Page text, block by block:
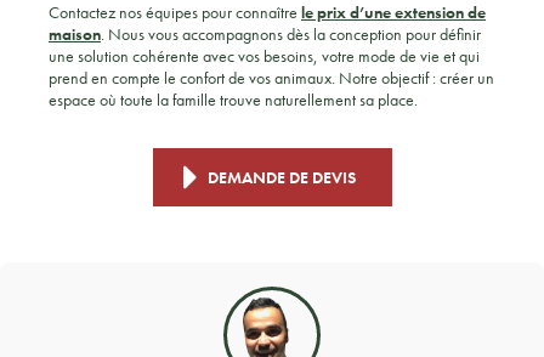
Contactez nos équipes pour connaître le prix d’une extension de
maison. Nous vous accompagnons dès la conception pour définir
une solution cohérente avec vos besoins, votre mode de vie et qui
prend en compte le confort de vos animaux. Notre objectif : créer un
espace où toute la famille trouve naturellement sa place.
DEMANDE DE DEVIS